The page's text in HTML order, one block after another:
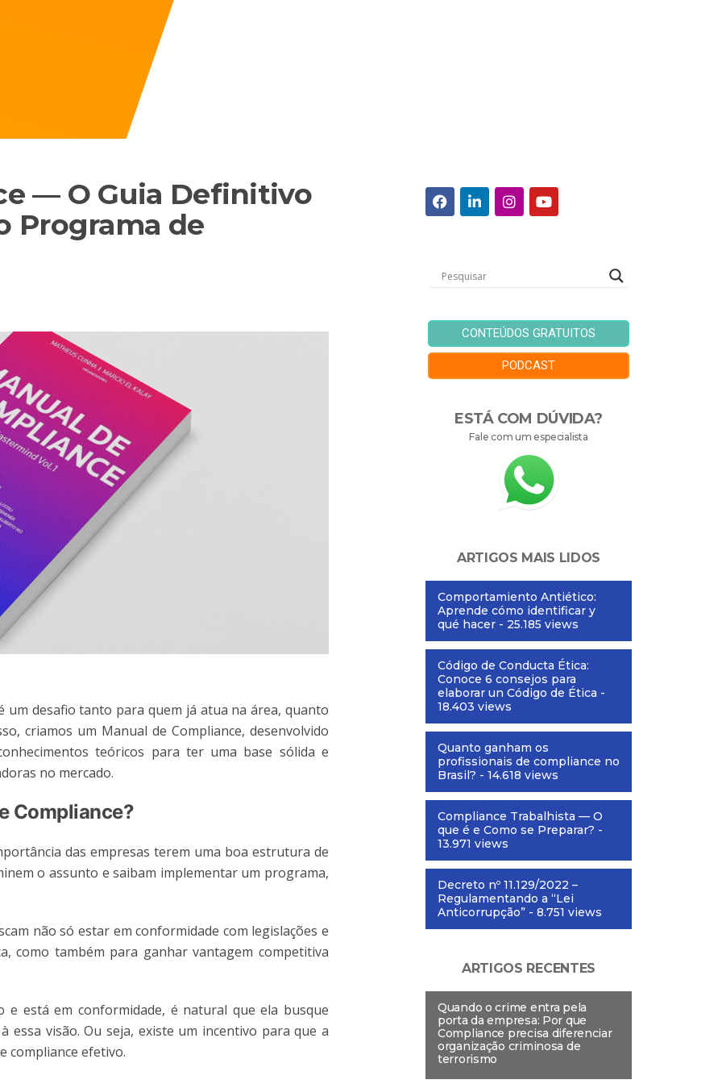
— O Guia Definitivo
Programa de
desafio tanto para quem já atua na área, quanto
criamos um Manual de Compliance, desenvolvido
teóricos para ter uma base sólida e
no mercado.
Compliance?
das empresas terem uma boa estrutura de
o assunto e saibam implementar um programa,
não só estar em conformidade com legislações e
como também para ganhar vantagem competitiva
está em conformidade, é natural que ela busque
visão. Ou seja, existe um incentivo para que a
compliance efetivo.
CONTEÚDOS GRATUITOS
PODCAST
ESTÁ COM DÚVIDA?
Fale com um especialista
ARTIGOS MAIS LIDOS
Comportamiento Antiético:
Aprende cómo identificar y
qué hacer - 25.185 views
Código de Conducta Ética:
Conoce 6 consejos para
elaborar un Código de Ética -
18.403 views
Quanto ganham os
profissionais de compliance no
Brasil? - 14.618 views
Compliance Trabalhista — O
que é e Como se Preparar? -
13.971 views
Decreto nº 11.129/2022 –
Regulamentando a “Lei
Anticorrupção” - 8.751 views
ARTIGOS RECENTES
Quando o crime entra pela
porta da empresa: Por que
Compliance precisa diferenciar
organização criminosa de
terrorismo